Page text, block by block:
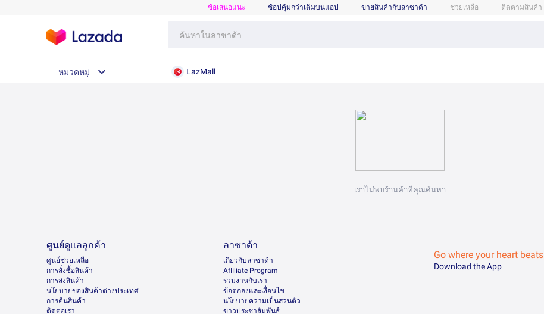
ข้อเสนอแนะ ช้อปคุ้มกว่าเดิมบนแอป ขายสินค้ากับลาซาด้า ช่วยเหลือ ติดตามสินค้า
หมวดหมู่ LazMall
เราไม่พบร้านค้าที่คุณค้นหา
ศูนย์ดูแลลูกค้า
ศูนย์ช่วยเหลือ
การสั่งซื้อสินค้า
การส่งสินค้า
นโยบายของสินค้าต่างประเทศ
การคืนสินค้า
ติดต่อเรา
ลาซาด้า
เกี่ยวกับลาซาด้า
Afﬁliate Program
ร่วมงานกับเรา
ข้อตกลงและเงื่อนไข
นโยบายความเป็นส่วนตัว
ข่าวประชาสัมพันธ์
Go where your heart beats
Download the App